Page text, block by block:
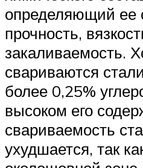
определяющий ее
прочность,
закаливаемость.
свариваются
более 0,25%
высоком его
свариваемость
ухудшается, так